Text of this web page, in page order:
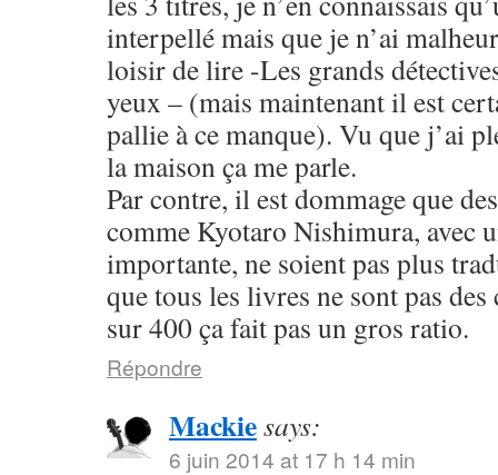
interpellé mais que je n’ai
loisir de lire -Les grands
yeux – (mais maintenant il est
pallie à ce manque). Vu que j’ai
la maison ça me parle.
Par contre, il est dommage que
comme Kyotaro Nishimura, avec
importante, ne soient pas plus
que tous les livres ne sont pas
sur 400 ça fait pas un gros ratio.
Répondre
Mackiesays:
6 juin 2014 at 17 h 14 min